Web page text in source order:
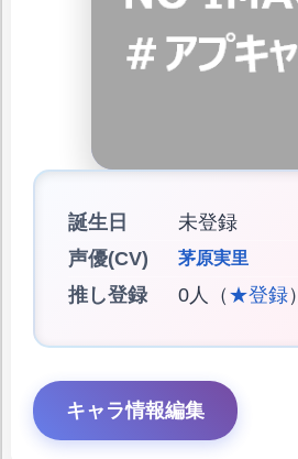
誕生日
未登録
声優(CV)
茅原実里
推し登録 0人（ ★登録）
キャラ情報編集